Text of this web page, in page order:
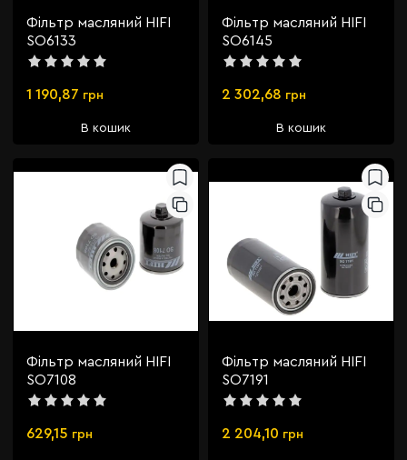
Фільтр масляний HIFI
SO6133
1 190,87 грн
В кошик
Фільтр масляний HIFI
SO6145
2 302,68 грн
В кошик
Фільтр масляний HIFI
SO7108
629,15 грн
Фільтр масляний HIFI
SO7191
2 204,10 грн